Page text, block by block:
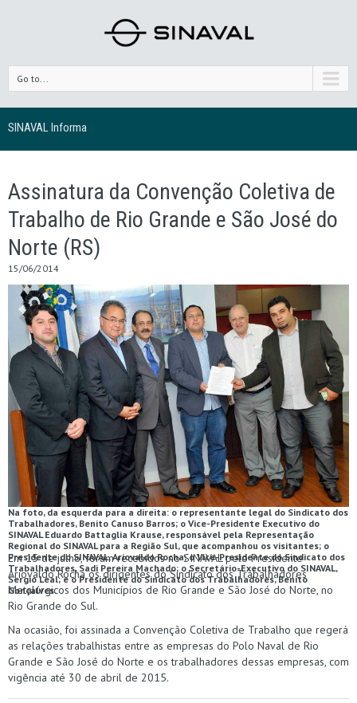
Go to...
SINAVAL Informa
Assinatura da Convenção Coletiva de
Trabalho de Rio Grande e São José do
Norte (RS)
15/06/2014
Na foto, da esquerda para a direita: o representante legal do Sindicato dos
Trabalhadores, Benito Canuso Barros; o Vice-Presidente Executivo do
SINAVAL Eduardo Battaglia Krause, responsável pela Representação
Regional do SINAVAL para a Região Sul, que acompanhou os visitantes; o
Presidente do SINAVAL, Ariovaldo Rocha; o Vice-Presidente do Sindicato dos
Trabalhadores, Sadi Pereira Machado; o Secretário-Executivo do SINAVAL,
Sergio Leal; e o Presidente do Sindicato dos Trabalhadores, Benito
Gonçalves.
Em 15 de julho, foram recebidos no SINAVAL pelo Presidente
Ariovaldo Rocha os dirigentes do Sindicato dos Trabalhadores
Metalúrgicos dos Municípios de Rio Grande e São José do Norte, no
Rio Grande do Sul.
Na ocasião, foi assinada a Convenção Coletiva de Trabalho que regerá
as relações trabalhistas entre as empresas do Polo Naval de Rio
Grande e São José do Norte e os trabalhadores dessas empresas, com
vigência até 30 de abril de 2015.